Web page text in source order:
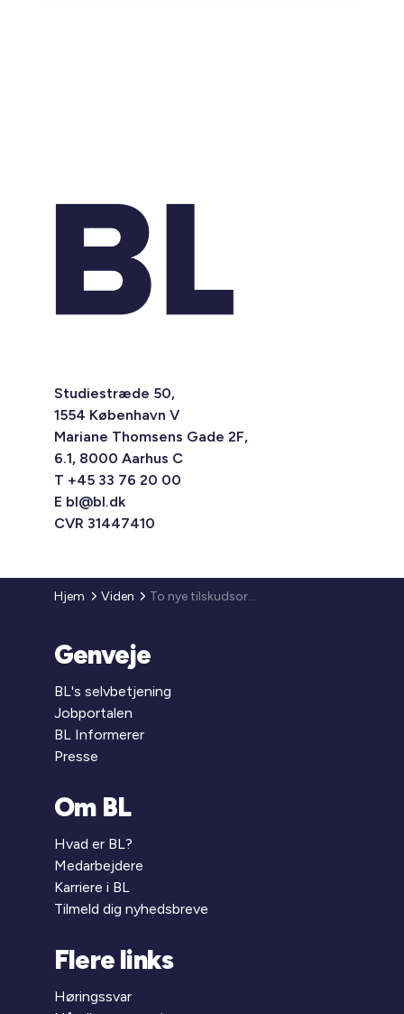
Studiestræde 50,
1554 København V
Mariane Thomsens Gade 2F,
6.1, 8000 Aarhus C
T +45 33 76 20 00
E bl@bl.dk
CVR 31447410
Hjem Viden To nye tilskudsordninger til almene boliger på de mindre øer
Genveje
BL's selvbetjening
Jobportalen
BL Informerer
Presse
Om BL
Hvad er BL?
Medarbejdere
Karriere i BL
Tilmeld dig nyhedsbreve
Flere links
Høringssvar